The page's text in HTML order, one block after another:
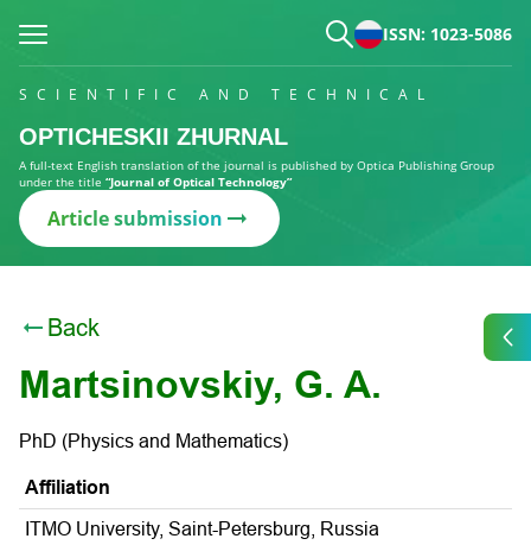
ISSN: 1023-5086
SCIENTIFIC AND TECHNICAL
OPTICHESKII ZHURNAL
A full-text English translation of the journal is published by Optica Publishing Group
under the title “Journal of Optical Technology”
Article submission
Back
Martsinovskiy, G. A.
PhD (Physics and Mathematics)
Affiliation
ITMO University, Saint-Petersburg, Russia